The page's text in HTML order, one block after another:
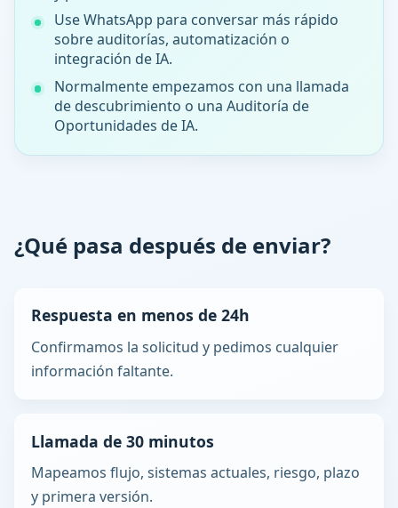
Use WhatsApp para conversar más rápido
sobre auditorías, automatización o
integración de IA.
Normalmente empezamos con una llamada
de descubrimiento o una Auditoría de
Oportunidades de IA.
¿Qué pasa después de enviar?
Respuesta en menos de 24h
Confirmamos la solicitud y pedimos cualquier
información faltante.
Llamada de 30 minutos
Mapeamos flujo, sistemas actuales, riesgo, plazo
y primera versión.